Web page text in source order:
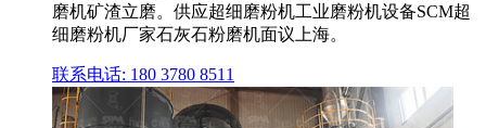
磨机矿渣立磨。供应超细磨粉机工业磨粉机设备SCM超
细磨粉机厂家石灰石粉磨机面议上海。
联系电话: 180 3780 8511